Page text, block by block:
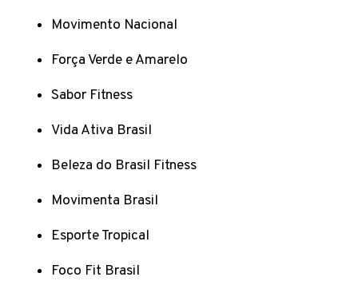
Movimento Nacional
Força Verde e Amarelo
Sabor Fitness
Vida Ativa Brasil
Beleza do Brasil Fitness
Movimenta Brasil
Esporte Tropical
Foco Fit Brasil